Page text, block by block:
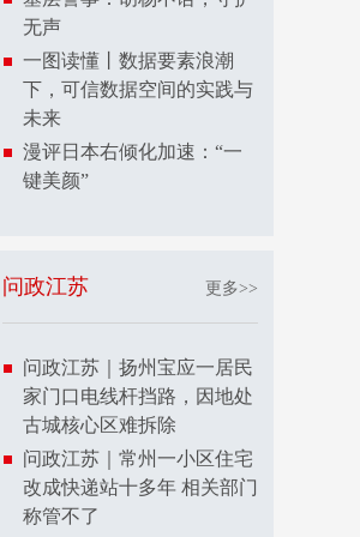
无声
一图读懂丨数据要素浪潮
下，可信数据空间的实践与
未来
漫评日本右倾化加速：“一
键美颜”
问政江苏 更多>>
问政江苏｜扬州宝应一居民
家门口电线杆挡路，因地处
古城核心区难拆除
问政江苏｜常州一小区住宅
改成快递站十多年 相关部门
称管不了